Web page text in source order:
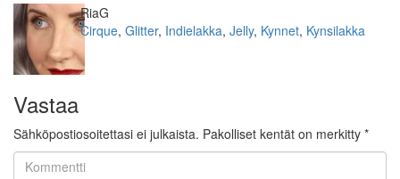
Kirjoittaja
RiaG
Kategoriat
Cirque, Glitter, Indielakka, Jelly, Kynnet, Kynsilakka
Vastaa
Sähköpostiosoitettasi ei julkaista. Pakolliset kentät on merkitty *
Kommentti